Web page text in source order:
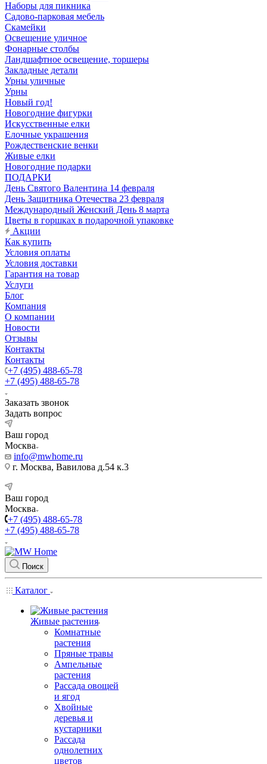
Наборы для пикника
Садово-парковая мебель
Скамейки
Освещение уличное
Фонарные столбы
Ландшафтное освещение, торшеры
Закладные детали
Урны уличные
Урны
Новый год!
Новогодние фигурки
Искусственные елки
Елочные украшения
Рождественские венки
Живые елки
Новогодние подарки
ПОДАРКИ
День Святого Валентина 14 февраля
День Защитника Отечества 23 февраля
Международный Женский День 8 марта
Цветы в горшках в подарочной упаковке
Акции
Как купить
Условия оплаты
Условия доставки
Гарантия на товар
Услуги
Блог
Компания
О компании
Новости
Отзывы
Контакты
Контакты
+7 (495) 488-65-78
+7 (495) 488-65-78
Заказать звонок
Задать вопрос
Ваш город
Москва
info@mwhome.ru
г. Москва, Вавилова д.54 к.3
Ваш город
Москва
+7 (495) 488-65-78
+7 (495) 488-65-78
Поиск
Каталог
Живые растения
Комнатные
растения
Пряные травы
Ампельные
растения
Рассада овощей
и ягод
Хвойные
деревья и
кустарники
Рассада
однолетних
цветов